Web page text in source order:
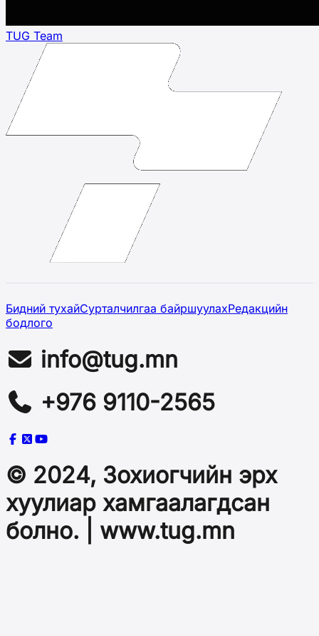
TUG Team
Бидний тухайСурталчилгаа байршуулахРедакцийн
бодлого
info@tug.mn
+976 9110-2565
© 2024, Зохиогчийн эрх
хуулиар хамгаалагдсан
болно. | www.tug.mn